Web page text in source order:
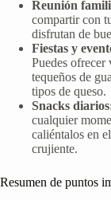
Reunión
compartir con
disfrutan de
Fiestas y
Puedes ofrecer
tequeños de
tipos de queso.
Snacks
cualquier
caliéntalos en
crujiente.
Resumen de puntos